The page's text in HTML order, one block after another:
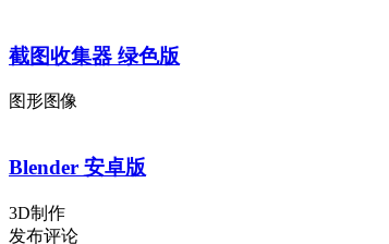
截图收集器 绿色版
图形图像
Blender 安卓版
3D制作
发布评论